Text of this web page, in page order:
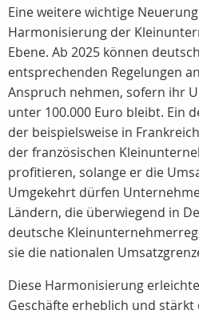
Eine weitere wichtige
Harmonisierung der
Ebene. Ab 2025 können
entsprechenden Regelungen
Anspruch nehmen, sofern ihr
unter 100.000 Euro bleibt. Ein
der beispielsweise in
der französischen
profitieren, solange er die
Umgekehrt dürfen
Ländern, die überwiegend in
deutsche
sie die nationalen
Diese Harmonisierung
Geschäfte erheblich und